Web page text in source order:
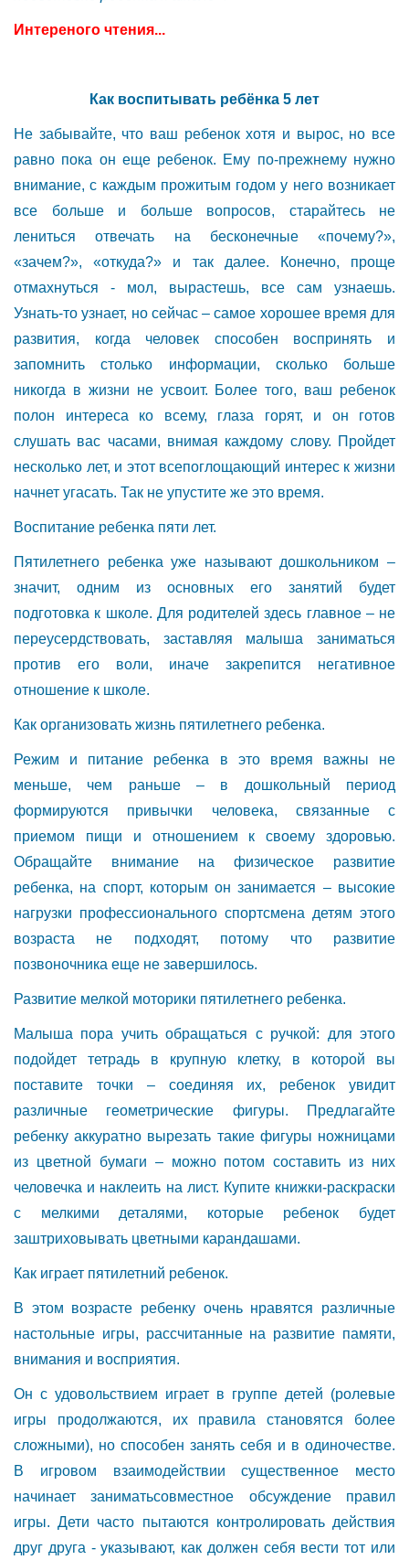
Интереного чтения...
Как воспитывать ребёнка 5 лет
Не забывайте, что ваш ребенок хотя и вырос, но все
равно пока он еще ребенок. Ему по-прежнему нужно
внимание, с каждым прожитым годом у него возникает
все больше и больше вопросов, старайтесь не
лениться отвечать на бесконечные «почему?»,
«зачем?», «откуда?» и так далее. Конечно, проще
отмахнуться - мол, вырастешь, все сам узнаешь.
Узнать-то узнает, но сейчас – самое хорошее время для
развития, когда человек способен воспринять и
запомнить столько информации, сколько больше
никогда в жизни не усвоит. Более того, ваш ребенок
полон интереса ко всему, глаза горят, и он готов
слушать вас часами, внимая каждому слову. Пройдет
несколько лет, и этот всепоглощающий интерес к жизни
начнет угасать. Так не упустите же это время.
Воспитание ребенка пяти лет.
Пятилетнего ребенка уже называют дошкольником –
значит, одним из основных его занятий будет
подготовка к школе. Для родителей здесь главное – не
переусердствовать, заставляя малыша заниматься
против его воли, иначе закрепится негативное
отношение к школе.
Как организовать жизнь пятилетнего ребенка.
Режим и питание ребенка в это время важны не
меньше, чем раньше – в дошкольный период
формируются привычки человека, связанные с
приемом пищи и отношением к своему здоровью.
Обращайте внимание на физическое развитие
ребенка, на спорт, которым он занимается – высокие
нагрузки профессионального спортсмена детям этого
возраста не подходят, потому что развитие
позвоночника еще не завершилось.
Развитие мелкой моторики пятилетнего ребенка.
Малыша пора учить обращаться с ручкой: для этого
подойдет тетрадь в крупную клетку, в которой вы
поставите точки – соединяя их, ребенок увидит
различные геометрические фигуры. Предлагайте
ребенку аккуратно вырезать такие фигуры ножницами
из цветной бумаги – можно потом составить из них
человечка и наклеить на лист. Купите книжки-раскраски
с мелкими деталями, которые ребенок будет
заштриховывать цветными карандашами.
Как играет пятилетний ребенок.
В этом возрасте ребенку очень нравятся различные
настольные игры, рассчитанные на развитие памяти,
внимания и восприятия.
Он с удовольствием играет в группе детей (ролевые
игры продолжаются, их правила становятся более
сложными), но способен занять себя и в одиночестве.
В игровом взаимодействии существенное место
начинает заниматьсовместное обсуждение правил
игры. Дети часто пытаются контролировать действия
друг друга - указывают, как должен себя вести тот или